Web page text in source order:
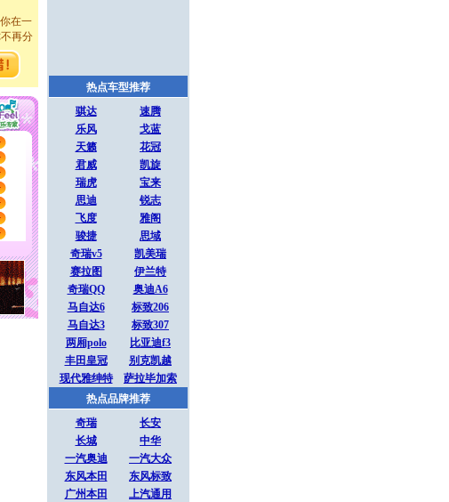
在一
再分
地哭
猪不
开心
歌，
第二
运。
算给
千万
子才
!天
幸福,
我会
热点车型推荐
骐达
速腾
乐风
戈蓝
天籁
花冠
君威
凯旋
瑞虎
宝来
思迪
锐志
飞度
雅阁
骏捷
思域
奇瑞v5
凯美瑞
赛拉图
伊兰特
奇瑞QQ
奥迪A6
马自达6
标致206
马自达3
标致307
两厢polo
比亚迪f3
丰田皇冠
别克凯越
现代雅绅特
萨拉毕加索
热点品牌推荐
奇瑞
长安
长城
中华
一汽奥迪
一汽大众
东风本田
东风标致
广州本田
上汽通用